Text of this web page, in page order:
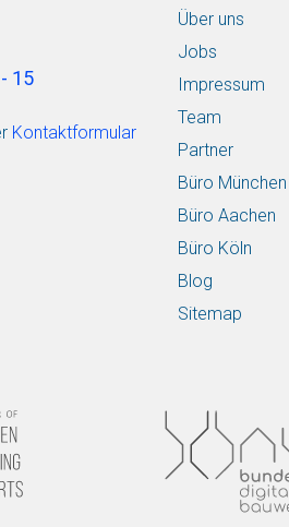
15
Kontaktformular
Über uns
Jobs
Impressum
Team
Partner
Büro München
Büro Aachen
Büro Köln
Blog
Sitemap